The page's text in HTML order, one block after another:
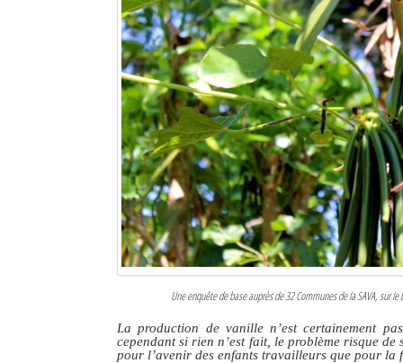
Une enquête de base auprès de 32 Communes de la SAVA, sur
La production de vanille n’est certainement
cependant si rien n’est fait, le problème risque de
pour l’avenir des enfants travailleurs que pour la